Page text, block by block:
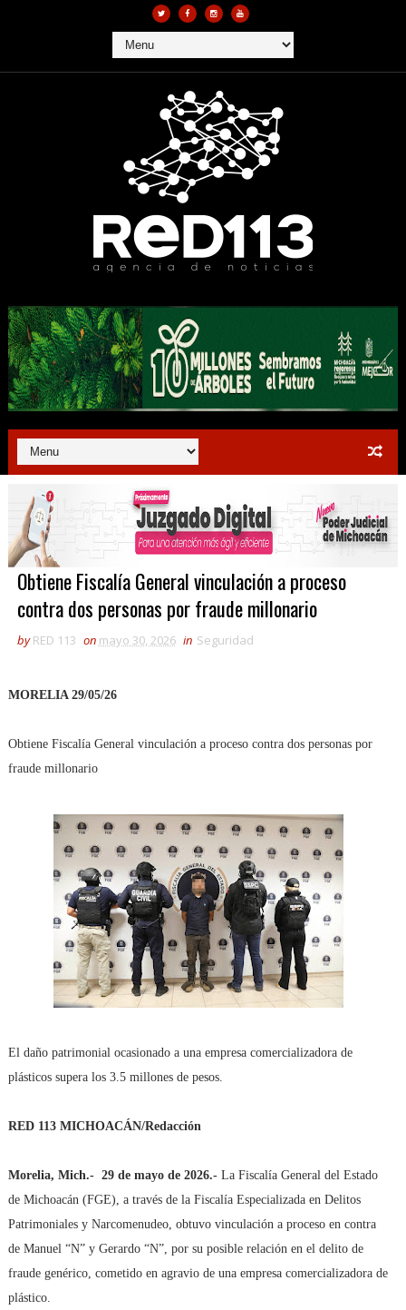
Obtiene Fiscalía General vinculación a proceso
contra dos personas por fraude millonario
by RED 113 on mayo 30, 2026 in Seguridad
MORELIA 29/05/26
Obtiene Fiscalía General vinculación a proceso contra dos personas por
fraude millonario
El daño patrimonial ocasionado a una empresa comercializadora de
plásticos supera los 3.5 millones de pesos.
RED 113 MICHOACÁN/Redacción
Morelia, Mich.- 29 de mayo de 2026.-La Fiscalía General del Estado
de Michoacán (FGE), a través de la Fiscalía Especializada en Delitos
Patrimoniales y Narcomenudeo, obtuvo vinculación a proceso en contra
de Manuel “N” y Gerardo “N”, por su posible relación en el delito de
fraude genérico, cometido en agravio de una empresa comercializadora de
plástico.